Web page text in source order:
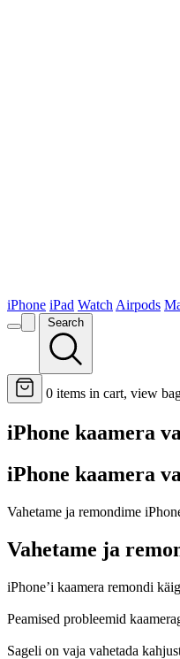
iPhone iPad Watch Airpods
Search
0 items in cart, view
iPhone kaamera
iPhone kaamera
Vahetame ja remondime
Vahetame ja
iPhone’i kaamera remondi
Peamised probleemid
Sageli on vaja vahetada